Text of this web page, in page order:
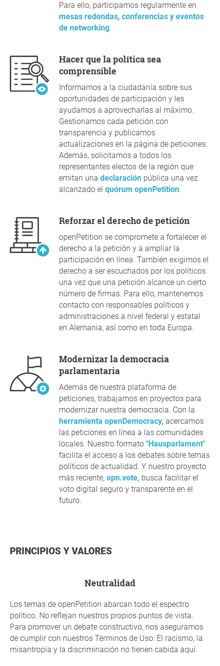
Para ello, participamos regularmente en
mesas redondas, conferencias y eventos
de networking.
Hacer que la política sea
comprensible
Informamos a la ciudadanía sobre sus
oportunidades de participación y les
ayudamos a aprovecharlas al máximo.
Gestionamos cada petición con
transparencia y publicamos
actualizaciones en la página de peticiones.
Además, solicitamos a todos los
representantes electos de la región que
emitan una declaración pública una vez
alcanzado el quórum openPetition.
Reforzar el derecho de petición
openPetition se compromete a fortalecer el
derecho a la petición y a ampliar la
participación en línea. También exigimos el
derecho a ser escuchados por los políticos
una vez que una petición alcance un cierto
número de firmas. Para ello, mantenemos
contacto con responsables políticos y
administraciones a nivel federal y estatal
en Alemania, así como en toda Europa.
Modernizar la democracia
parlamentaria
Además de nuestra plataforma de
peticiones, trabajamos en proyectos para
modernizar nuestra democracia. Con la
herramienta openDemocracy, acercamos
las peticiones en línea a las comunidades
locales. Nuestro formato "Hausparlament"
facilita el acceso a los debates sobre temas
políticos de actualidad. Y nuestro proyecto
más reciente, opn.vote, busca facilitar el
voto digital seguro y transparente en el
futuro.
PRINCIPIOS Y VALORES
neutralidad
Los temas de openPetition abarcan todo el espectro
político. No reflejan nuestros propios puntos de vista.
Para promover un debate constructivo, nos aseguramos
de cumplir con nuestros Términos de Uso: El racismo, la
misantropía y la discriminación no tienen cabida aquí.